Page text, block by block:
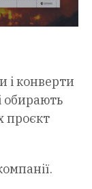
і конверти
обирають
проєкт